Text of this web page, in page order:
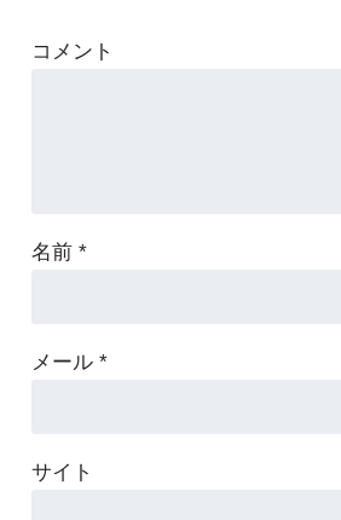
コメント
名前 *
メール *
サイト